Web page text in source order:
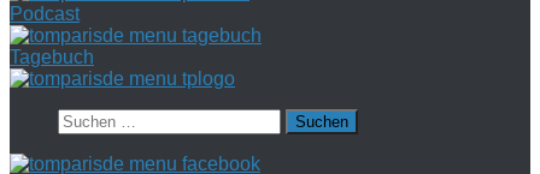
Podcast
Tagebuch
Suchen
nach: